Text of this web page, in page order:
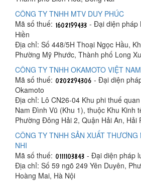
CÔNG TY TNHH MTV DUY PHÚC
Mã số thuế:
- Đại diện pháp
Hiền
Địa chỉ: Số 448/5H Thoại Ngọc Hầu,
Phường Mỹ Phước, Thành phố Long
CÔNG TY TNHH OKAMOTO VIỆT NAM
Mã số thuế:
- Đại diện
Okamoto
Địa chỉ: Lô CN26-04 Khu phi thuế
Nam Đình Vũ (Khu 1), thuộc Khu Kinh
Phường Đông Hải 2, Quận Hải An, Hải
CÔNG TY TNHH SẢN XUẤT THƯƠNG
NHI
Mã số thuế:
- Đại diện pháp
Địa chỉ: Số 59 ngõ 249 Yên Duyên,
Hoàng Mai, Hà Nội